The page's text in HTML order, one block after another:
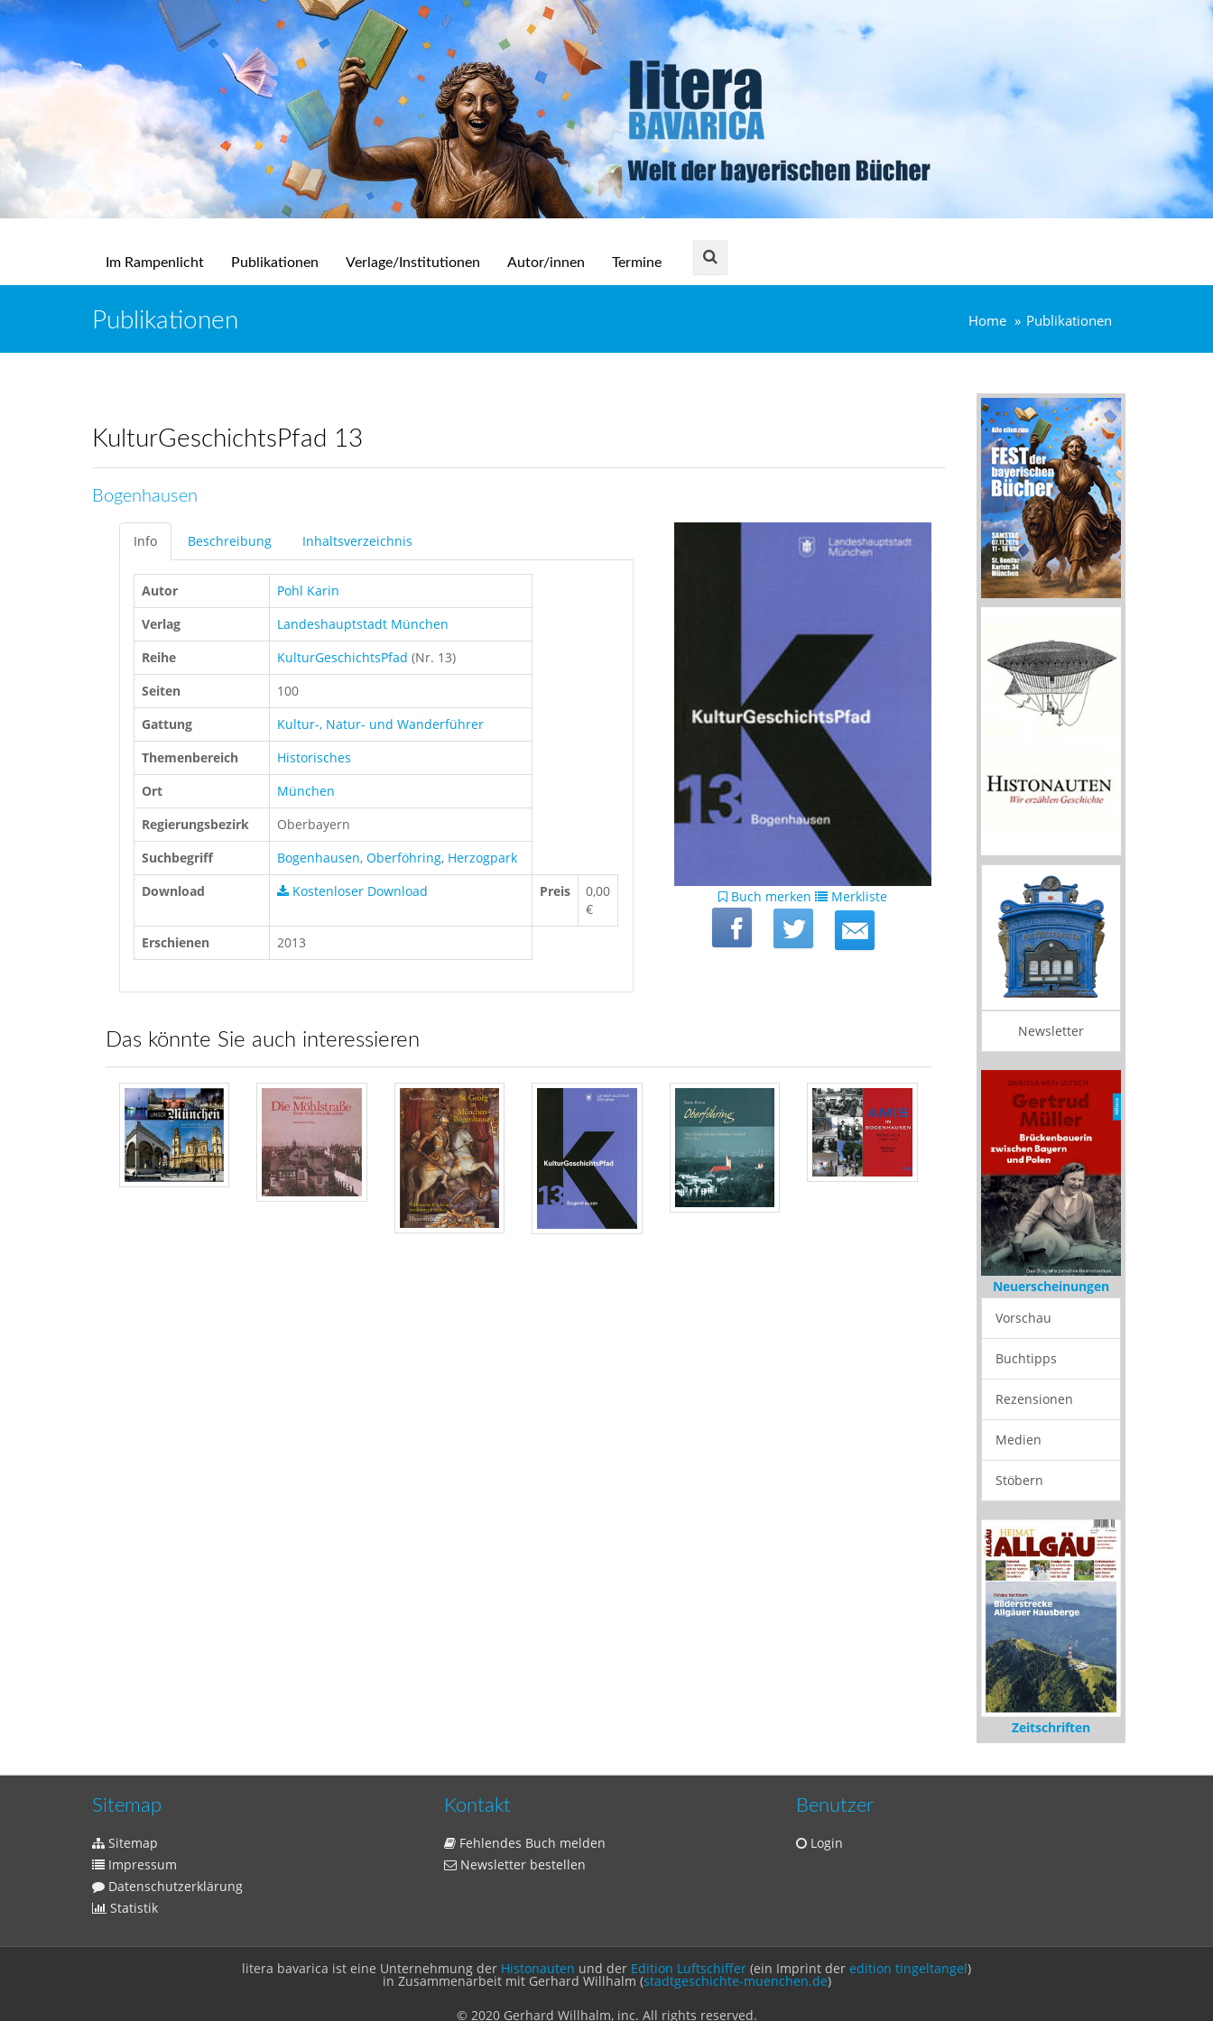
Im Rampenlicht Publikationen Verlage/Institutionen Autor/innen Termine
Publikationen Home Publikationen
KulturGeschichtsPfad 13
Bogenhausen
Info Beschreibung Inhaltsverzeichnis
Autor
Pohl Karin
Verlag
Landeshauptstadt München
Reihe
KulturGeschichtsPfad (Nr. 13)
Seiten
100
Gattung
Kultur-, Natur- und Wanderführer
Themenbereich
Historisches
Ort
München
Regierungsbezirk
Oberbayern
Suchbegriff
Bogenhausen, Oberföhring, Herzogpark
Download
Kostenloser Download Preis
0,00
€
Erschienen
2013
Buch merken Merkliste
Das könnte Sie auch interessieren Newsletter
Neuerscheinungen
Vorschau
Buchtipps
Rezensionen
Medien
Stöbern
Zeitschriften
Sitemap
Sitemap
Impressum
Datenschutzerklärung
Statistik
Kontakt
Fehlendes Buch melden
Newsletter bestellen
Benutzer
Login
litera bavarica ist eine Unternehmung der Histonauten und der Edition Luftschiffer (ein Imprint der edition tingeltangel)
in Zusammenarbeit mit Gerhard Willhalm (stadtgeschichte-muenchen.de)
© 2020 Gerhard Willhalm, inc. All rights reserved.